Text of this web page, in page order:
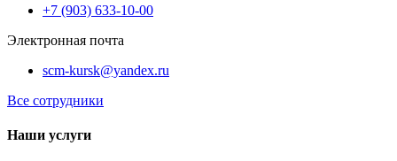
+7 (903) 633-10-00
Электронная почта
scm-kursk@yandex.ru
Все сотрудники
Наши услуги